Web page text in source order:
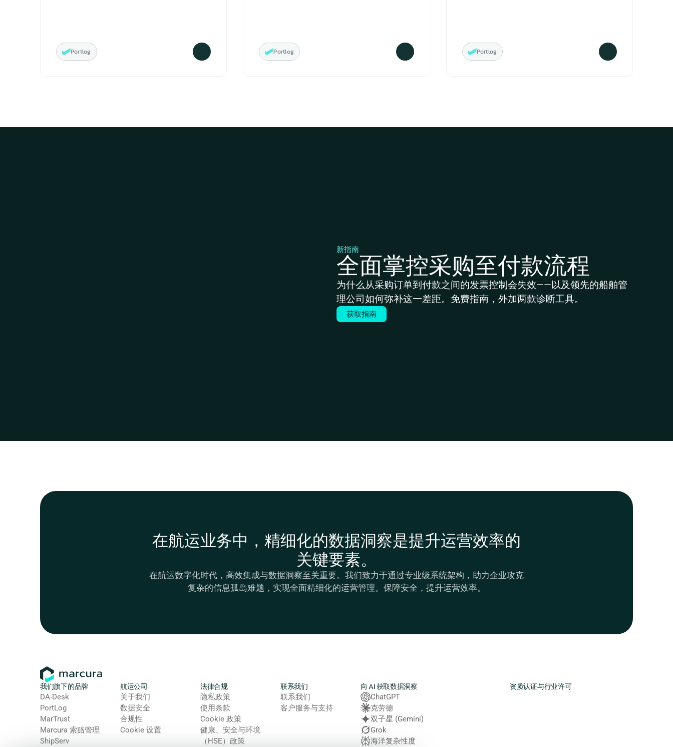
Portlog Portlog Portlog
新指南
全面掌控采购至付款流程
为什么从采购订单到付款之间的发票控制会失效——以及领先的船舶管
理公司如何弥补这一差距。免费指南，外加两款诊断工具。
获取指南
在航运业务中，精细化的数据洞察是提升运营效率的
关键要素。
在航运数字化时代，高效集成与数据洞察至关重要。我们致力于通过专业级系统架构，助力企业攻克
复杂的信息孤岛难题，实现全面精细化的运营管理。保障安全，提升运营效率。
我们旗下的品牌
DA-Desk
PortLog
MarTrust
Marcura 索赔管理
ShipServ
航运公司
关于我们
数据安全
合规性
Cookie 设置
法律合规
隐私政策
使用条款
Cookie 政策
健康、安全与环境
（HSE）政策
联系我们
联系我们
客户服务与支持
向 AI 获取数据洞察
ChatGPT
克劳德
双子星 (Gemini)
Grok
海洋复杂性度
资质认证与行业许可